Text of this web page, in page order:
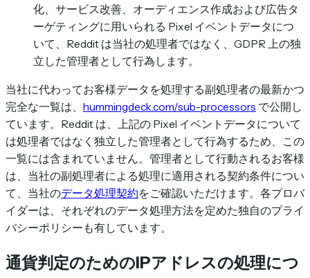
化、サービス改善、オーディエンス作成および広告タ
ーゲティングに用いられる Pixel イベントデータにつ
いて、Reddit は当社の処理者ではなく、GDPR 上の独
立した管理者として行為します。
当社に代わってお客様データを処理する副処理者の最新かつ
完全な一覧は、 hummingdeck.com/sub-processors で公開し
ています。Reddit は、上記の Pixel イベントデータについて
は処理者ではなく独立した管理者として行為するため、この
一覧には含まれていません。管理者として行動されるお客様
は、当社の副処理者による処理に適用される契約条件につい
て、当社のデータ処理契約をご確認いただけます。各プロバ
イダーは、それぞれのデータ処理方法を定めた独自のプライ
バシーポリシーも有しています。
通貨判定のためのIPアドレスの処理につ